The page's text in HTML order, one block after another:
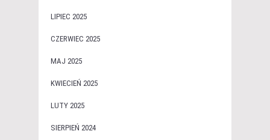
LIPIEC 2025
CZERWIEC 2025
MAJ 2025
KWIECIEŃ 2025
LUTY 2025
SIERPIEŃ 2024